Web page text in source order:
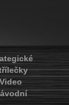
Video